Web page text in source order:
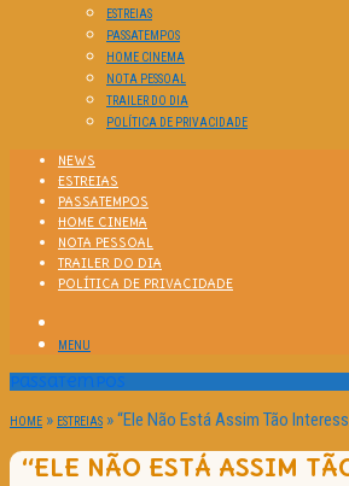
ESTREIAS
PASSATEMPOS
HOME CINEMA
NOTA PESSOAL
TRAILER DO DIA
POLÍTICA DE PRIVACIDADE
NEWS
ESTREIAS
PASSATEMPOS
HOME CINEMA
NOTA PESSOAL
TRAILER DO DIA
POLÍTICA DE PRIVACIDADE
MENU
Passatempos
HOME » ESTREIAS »“Ele Não Está Assim Tão
“ELE NÃO ESTÁ ASSIM